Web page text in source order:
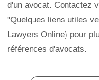
d'un avocat. Contactez
"Quelques liens utiles
Lawyers Online) pour
références d'avocats.